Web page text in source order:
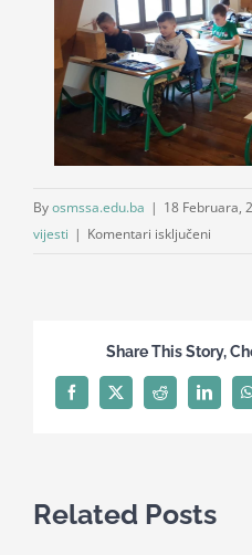
Byosmssa.edu.ba | 18 Februara,
vijesti | Komentari isključeni
3
Share This Story,
Facebook
X Reddit
Related Posts